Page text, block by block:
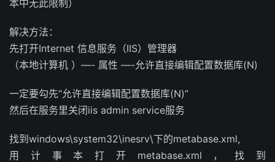
本中无此限制）
解决方法：
先打开Internet 信息服务（IIS）管理器
（本地计算机 ）—- 属性 —-允许直接编辑配置数据库(N)
一定要勾先“允许直接编辑配置数据库(N)”
然后在服务里关闭iis admin service服务
找到windows\system32\inesrv\下的metabase.xml,
用计事本打开metabase.xml，找到